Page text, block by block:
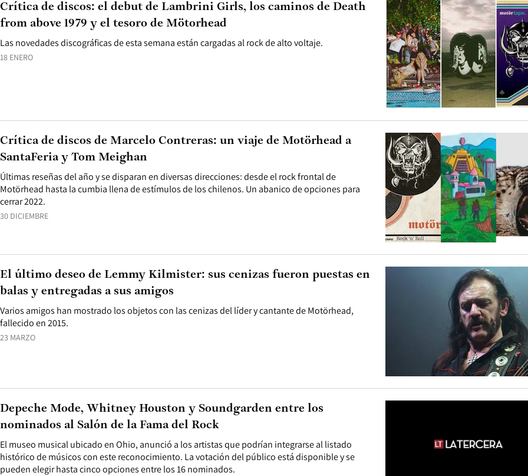
18 ENERO
Las novedades discográficas de esta semana están cargadas al rock de alto voltaje.
Crítica de discos: el debut de Lambrini Girls, los caminos de Death
from above 1979 y el tesoro de Mötorhead
30 DICIEMBRE
Últimas reseñas del año y se disparan en diversas direcciones: desde el rock frontal de
Motörhead hasta la cumbia llena de estímulos de los chilenos. Un abanico de opciones para
cerrar 2022.
Crítica de discos de Marcelo Contreras: un viaje de Motörhead a
SantaFeria y Tom Meighan
23 MARZO
Varios amigos han mostrado los objetos con las cenizas del líder y cantante de Motörhead,
fallecido en 2015.
El último deseo de Lemmy Kilmister: sus cenizas fueron puestas en
balas y entregadas a sus amigos
El museo musical ubicado en Ohio, anunció a los artistas que podrían integrarse al listado
histórico de músicos con este reconocimiento. La votación del público está disponible y se
pueden elegir hasta cinco opciones entre los 16 nominados.
Depeche Mode, Whitney Houston y Soundgarden entre los
nominados al Salón de la Fama del Rock